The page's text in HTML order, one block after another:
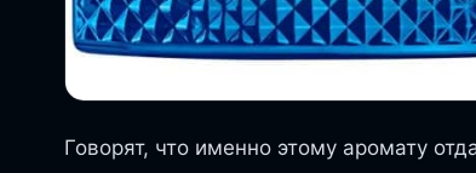
Говорят, что именно этому аромату